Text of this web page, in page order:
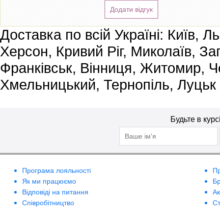
Додати відгук
Доставка по всій Україні: Київ,
Херсон, Кривий Ріг, Миколаїв,
Франківськ, Вінниця, Житомир,
Хмельницький, Тернопіль, Луцьк
Будьте в
Програма лояльності
Як ми працюємо
Відповіді на питання
Співробітництво